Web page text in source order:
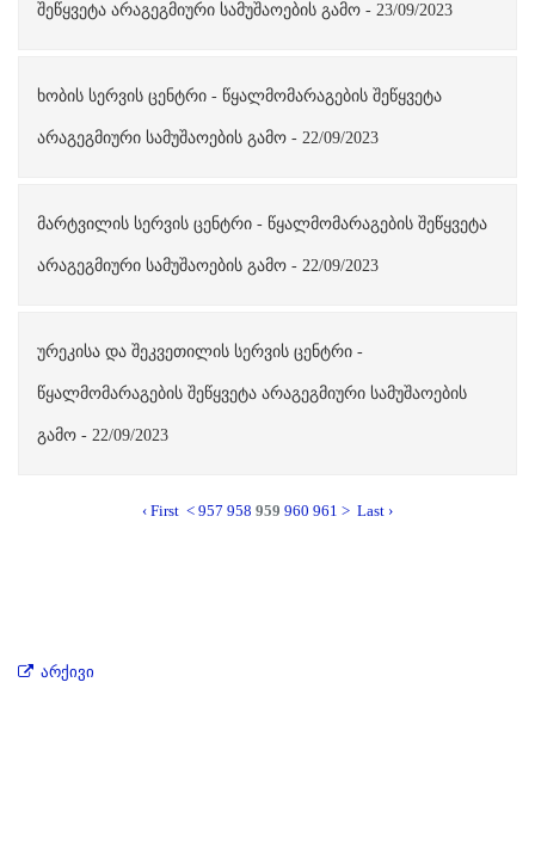
შეწყვეტა არაგეგმიური სამუშაოების გამო - 23/09/2023
ხობის სერვის ცენტრი - წყალმომარაგების შეწყვეტა
არაგეგმიური სამუშაოების გამო - 22/09/2023
მარტვილის სერვის ცენტრი - წყალმომარაგების შეწყვეტა
არაგეგმიური სამუშაოების გამო - 22/09/2023
ურეკისა და შეკვეთილის სერვის ცენტრი -
წყალმომარაგების შეწყვეტა არაგეგმიური სამუშაოების
გამო - 22/09/2023
‹ First < 957 958 959 960 961 > Last ›
არქივი